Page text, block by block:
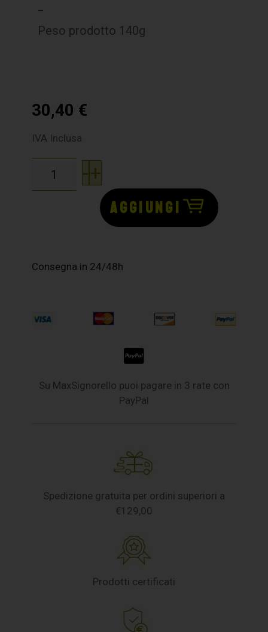
–
Peso prodotto 140g
30,40 €
IVA Inclusa
-+
AGGIUNGI
Consegna in 24/48h
Su MaxSignorello puoi pagare in 3 rate con
PayPal
Spedizione gratuita per ordini superiori a
€129,00
Prodotti certificati